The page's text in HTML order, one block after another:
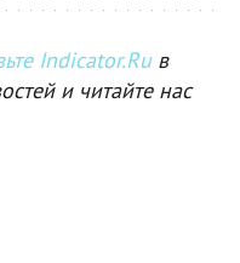
Indicator.Ruв
и читайте нас